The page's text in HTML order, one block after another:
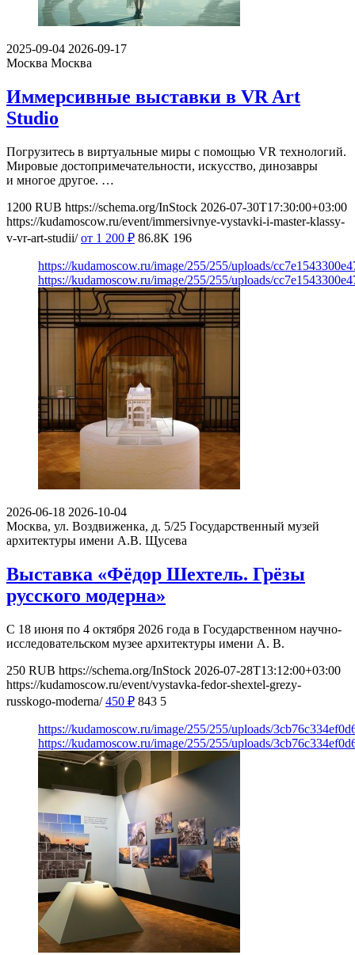
2025-09-04 2026-09-17
Москва Москва
Иммерсивные выставки в VR Art
Studio
Погрузитесь в виртуальные миры с помощью VR технологий.
Мировые достопримечательности, искусство, динозавры
и многое другое. …
1200 RUB https://schema.org/InStock 2026-07-30T17:30:00+03:00
https://kudamoscow.ru/event/immersivnye-vystavki-i-master-klassy-
v-vr-art-studii/ от 1 200 ₽ 86.8K 196
https://kudamoscow.ru/image/255/255/uploads/
https://kudamoscow.ru/image/255/255/uploads/
2026-06-18 2026-10-04
Москва, ул. Воздвиженка, д. 5/25 Государственный музей
архитектуры имени А.В. Щусева
Выставка «Фёдор Шехтель. Грёзы
русского модерна»
С 18 июня по 4 октября 2026 года в Государственном научно-
исследовательском музее архитектуры имени А. В.
250 RUB https://schema.org/InStock 2026-07-28T13:12:00+03:00
https://kudamoscow.ru/event/vystavka-fedor-shextel-grezy-
russkogo-moderna/ 450 ₽ 843 5
https://kudamoscow.ru/image/255/255/uploads/
https://kudamoscow.ru/image/255/255/uploads/